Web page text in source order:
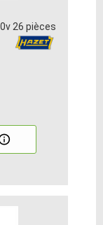
26 pièces